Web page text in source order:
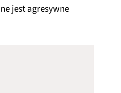
jest agresywne